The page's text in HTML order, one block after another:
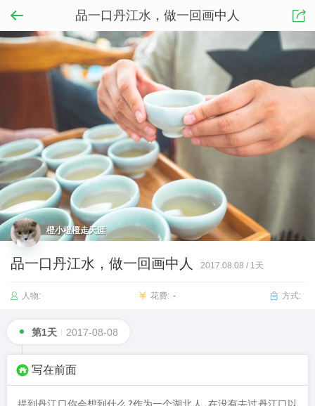
品一口丹江水，做一回画中人
橙小橙橙走天涯
品一口丹江水，做一回画中人 2017.08.08 / 1天
人物: 花费: - 方式:
第1天 2017-08-08
写在前面
提到丹江口你会想到什么?作为一个湖北人,在没有去过丹江口以